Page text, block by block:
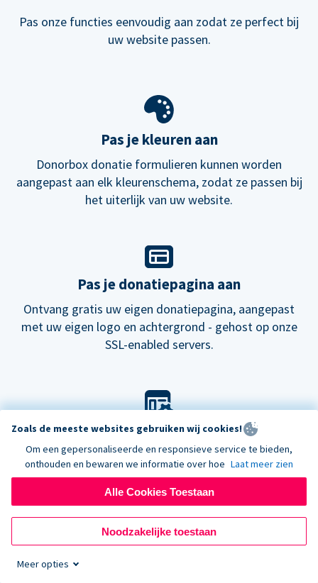
Pas onze functies eenvoudig aan zodat ze perfect bij
uw website passen.
Pas je kleuren aan
Donorbox donatie formulieren kunnen worden
aangepast aan elk kleurenschema, zodat ze passen bij
het uiterlijk van uw website.
Pas je donatiepagina aan
Ontvang gratis uw eigen donatiepagina, aangepast
met uw eigen logo en achtergrond - gehost op onze
SSL-enabled servers.
Pas je look aan
Kies onze standaard lay-out voor donatieformulieren
of probeer onzenieuwedonatiepagina's.
Zoals de meeste websites gebruiken wij cookies!
Om een gepersonaliseerde en responsieve service te bieden,
onthouden en bewaren we informatie over hoe Laat meer zien
Alle Cookies Toestaan
Noodzakelijke toestaan
Meer opties